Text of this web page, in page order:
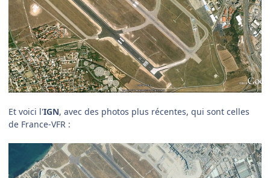
Et voici l'IGN, avec des photos plus récentes, qui sont celles
de France-VFR :